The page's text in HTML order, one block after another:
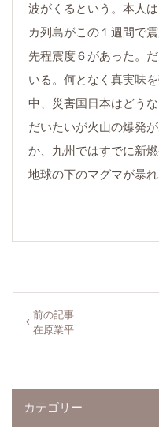
波がくるという。本人
カ列島がこの１週間で
先程震度６があった。
いる。何となく真実味
中、災害国日本はどう
だいたいが火山の爆発
か、九州ではすでに新
地球の下のマグマが暴れ
前の記事
在原業平
カテゴリー